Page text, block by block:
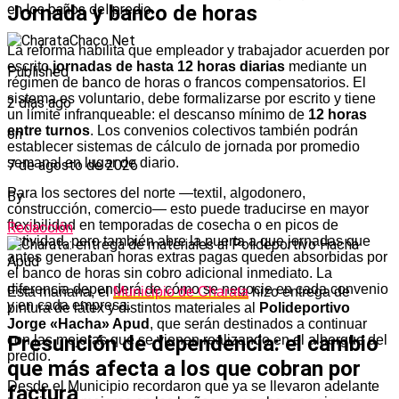
Jornada y banco de horas
La reforma habilita que empleador y trabajador acuerden por
escritojornadas de hasta 12 horas diarias mediante un
régimen de banco de horas o francos compensatorios. El
sistema es voluntario, debe formalizarse por escrito y tiene
un límite infranqueable: el descanso mínimo de 12 horas
entre turnos. Los convenios colectivos también podrán
establecer sistemas de cálculo de jornada por promedio
semanal en lugar de diario.
Para los sectores del norte —textil, algodonero,
construcción, comercio— esto puede traducirse en mayor
flexibilidad en temporadas de cosecha o en picos de
actividad, pero también abre la puerta a que jornadas que
antes generaban horas extras pagas queden absorbidas por
el banco de horas sin cobro adicional inmediato. La
diferencia dependerá de cómo se negocie en cada convenio
y en cada empresa.
Presunción de dependencia: el cambio
que más afecta a los que cobran por
factura
en los baños del predio.
Published
2 días ago
on
7 de agosto de 2026
By
Redacción
Esta mañana, elMunicipio de Charatahizo entrega de
pintura de látex y distintos materiales al
Polideportivo
Jorge «Hacha» Apud , que serán destinados a continuar
con las mejoras que se vienen realizando en el albergue del
predio.
Desde el Municipio recordaron que ya se llevaron adelante